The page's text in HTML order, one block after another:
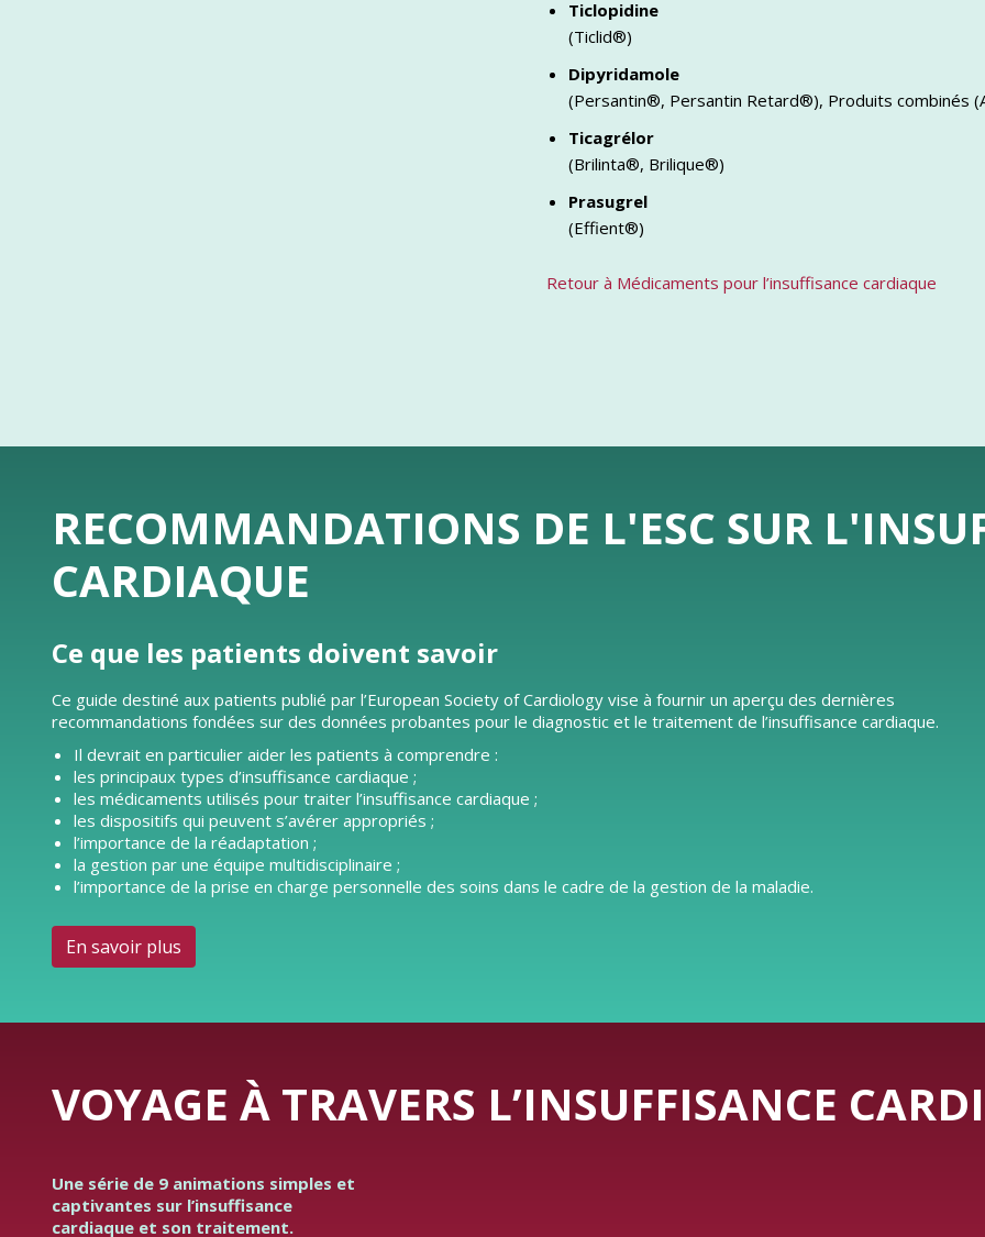
Ticlopidine
(Ticlid®)
Dipyridamole
(Persantin®, Persantin Retard®), Produits combinés
Ticagrélor
(Brilinta®, Brilique®)
Prasugrel
(Effient®)
Retour à Médicaments pour l’insuffisance cardiaque
RECOMMANDATIONS DE L'ESC SUR
CARDIAQUE
Ce que les patients doivent savoir
Ce guide destiné aux patients publié par l’European Society of Cardiology vise à fournir un aperçu des dernières
recommandations fondées sur des données probantes pour le diagnostic et le traitement de l’insuffisance cardiaque.
Il devrait en particulier aider les patients à comprendre :
les principaux types d’insuffisance cardiaque ;
les médicaments utilisés pour traiter l’insuffisance cardiaque ;
les dispositifs qui peuvent s’avérer appropriés ;
l’importance de la réadaptation ;
la gestion par une équipe multidisciplinaire ;
l’importance de la prise en charge personnelle des soins dans le cadre de la gestion de la maladie.
En savoir plus
VOYAGE À TRAVERS L’INSUFFISANCE
Une série de 9 animations simples et
captivantes sur l’insuffisance
cardiaque et son traitement.